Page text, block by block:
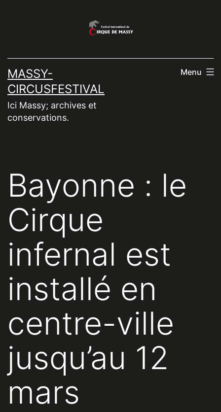
MASSY-
CIRCUSFESTIVAL
Ici Massy; archives et
conservations.
Menu
Bayonne : le
Cirque
infernal est
installé en
centre-ville
jusqu’au 12
mars